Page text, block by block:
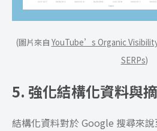
(圖片來自 YouTube’s Organic
SERPs)
5. 強化結構化資料與
結構化資料對於 Google 搜尋來